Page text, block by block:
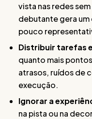
vista nas redes
debutante gera
pouco
Distribuir tarefas
quanto mais
atrasos, ruídos de
execução.
Ignorar a
na pista ou na